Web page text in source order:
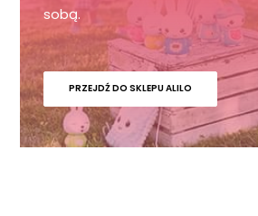
sobą.
PRZEJDŹ DO SKLEPU ALILO